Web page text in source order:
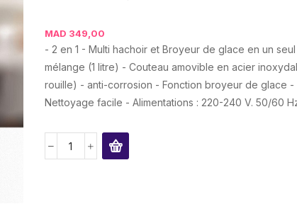
MAD 349,00
- 2 en 1 - Multi hachoir et Broyeur de glace en un
mélange (1 litre) - Couteau amovible en acier
rouille) - anti-corrosion - Fonction broyeur de glace -
Nettoyage facile - Alimentations : 220-240 V. 50/60